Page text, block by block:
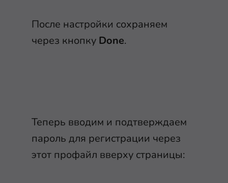
После настройки сохраняем
через кнопку Done.
Теперь вводим и подтверждаем
пароль для регистрации через
этот профайл вверху страницы: